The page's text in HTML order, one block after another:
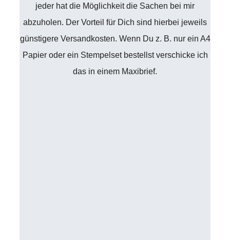
jeder hat die Möglichkeit die Sachen bei mir
abzuholen. Der Vorteil für Dich sind hierbei jeweils
günstigere Versandkosten. Wenn Du z. B. nur ein A4
Papier oder ein Stempelset bestellst verschicke ich
das in einem Maxibrief.